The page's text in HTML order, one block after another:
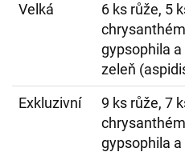
Velká
6 ks růže, 5
gypsophila
zeleň
Exkluzivní
9 ks růže, 7
gypsophila